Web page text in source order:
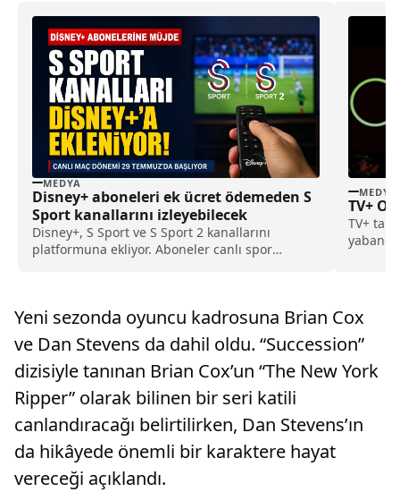
MEDYA
Disney+ aboneleri ek ücret ödemeden S
Sport kanallarını izleyebilecek
Disney+, S Sport ve S Sport 2 kanallarını
platformuna ekliyor. Aboneler canlı spor
MEDYA
TV+
TV+
Yeni sezonda oyuncu kadrosuna Brian Cox
ve Dan Stevens da dahil oldu. “Succession”
dizisiyle tanınan Brian Cox’un “The New York
Ripper” olarak bilinen bir seri katili
canlandıracağı belirtilirken, Dan Stevens’ın
da hikâyede önemli bir karaktere hayat
vereceği açıklandı.